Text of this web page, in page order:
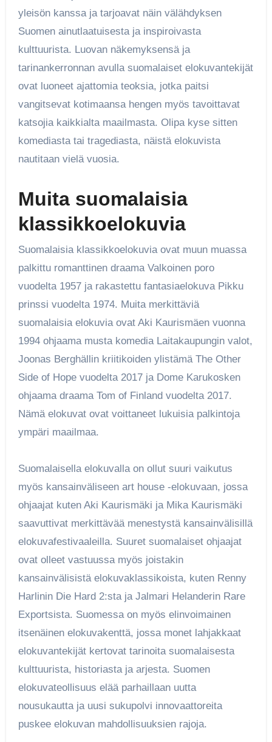
yleisön kanssa ja tarjoavat näin välähdyksen
Suomen ainutlaatuisesta ja inspiroivasta
kulttuurista. Luovan näkemyksensä ja
tarinankerronnan avulla suomalaiset elokuvantekijät
ovat luoneet ajattomia teoksia, jotka paitsi
vangitsevat kotimaansa hengen myös tavoittavat
katsojia kaikkialta maailmasta. Olipa kyse sitten
komediasta tai tragediasta, näistä elokuvista
nautitaan vielä vuosia.
Muita suomalaisia
klassikkoelokuvia
Suomalaisia klassikkoelokuvia ovat muun muassa
palkittu romanttinen draama Valkoinen poro
vuodelta 1957 ja rakastettu fantasiaelokuva Pikku
prinssi vuodelta 1974. Muita merkittäviä
suomalaisia elokuvia ovat Aki Kaurismäen vuonna
1994 ohjaama musta komedia Laitakaupungin valot,
Joonas Berghällin kriitikoiden ylistämä The Other
Side of Hope vuodelta 2017 ja Dome Karukosken
ohjaama draama Tom of Finland vuodelta 2017.
Nämä elokuvat ovat voittaneet lukuisia palkintoja
ympäri maailmaa.
Suomalaisella elokuvalla on ollut suuri vaikutus
myös kansainväliseen art house -elokuvaan, jossa
ohjaajat kuten Aki Kaurismäki ja Mika Kaurismäki
saavuttivat merkittävää menestystä kansainvälisillä
elokuvafestivaaleilla. Suuret suomalaiset ohjaajat
ovat olleet vastuussa myös joistakin
kansainvälisistä elokuvaklassikoista, kuten Renny
Harlinin Die Hard 2:sta ja Jalmari Helanderin Rare
Exportsista. Suomessa on myös elinvoimainen
itsenäinen elokuvakenttä, jossa monet lahjakkaat
elokuvantekijät kertovat tarinoita suomalaisesta
kulttuurista, historiasta ja arjesta. Suomen
elokuvateollisuus elää parhaillaan uutta
nousukautta ja uusi sukupolvi innovaattoreita
puskee elokuvan mahdollisuuksien rajoja.